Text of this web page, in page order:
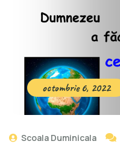
octombrie 6, 2022
Scoala Duminicala